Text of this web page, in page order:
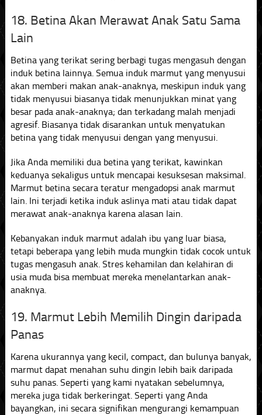
18. Betina Akan Merawat Anak Satu Sama
Lain
Betina yang terikat sering berbagi tugas mengasuh dengan
induk betina lainnya. Semua induk marmut yang menyusui
akan memberi makan anak-anaknya, meskipun induk yang
tidak menyusui biasanya tidak menunjukkan minat yang
besar pada anak-anaknya; dan terkadang malah menjadi
agresif. Biasanya tidak disarankan untuk menyatukan
betina yang tidak menyusui dengan yang menyusui.
Jika Anda memiliki dua betina yang terikat, kawinkan
keduanya sekaligus untuk mencapai kesuksesan maksimal.
Marmut betina secara teratur mengadopsi anak marmut
lain. Ini terjadi ketika induk aslinya mati atau tidak dapat
merawat anak-anaknya karena alasan lain.
Kebanyakan induk marmut adalah ibu yang luar biasa,
tetapi beberapa yang lebih muda mungkin tidak cocok untuk
tugas mengasuh anak. Stres kehamilan dan kelahiran di
usia muda bisa membuat mereka menelantarkan anak-
anaknya.
19. Marmut Lebih Memilih Dingin daripada
Panas
Karena ukurannya yang kecil, compact, dan bulunya banyak,
marmut dapat menahan suhu dingin lebih baik daripada
suhu panas. Seperti yang kami nyatakan sebelumnya,
mereka juga tidak berkeringat. Seperti yang Anda
bayangkan, ini secara signifikan mengurangi kemampuan